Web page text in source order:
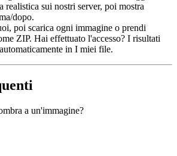
realistica sui nostri server, poi mostra
dopo.
poi scarica ogni immagine o prendi
ZIP. Hai effettuato l'accesso? I risultati
in I miei file.
a un'immagine?